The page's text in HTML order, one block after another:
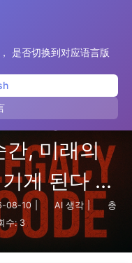
， 是否切换到对应语言版
코드
간, 미래의
게 된다 —
08-10 AI 생각 |
총
수: 3